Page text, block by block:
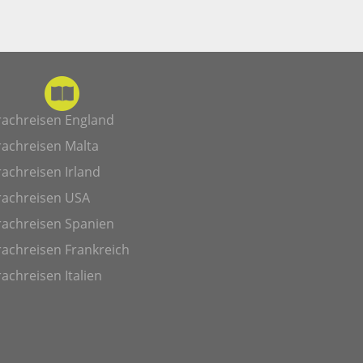
England
Malta
Irland
USA
Spanien
Frankreich
Italien